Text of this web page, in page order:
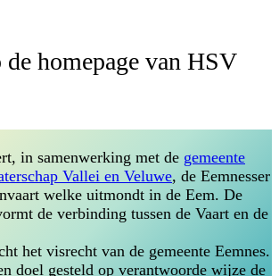
homepage van HSV
in samenwerking met de gemeente
Vallei en Veluwe, de Eemnesser
welke uitmondt in de Eem. De
de verbinding tussen de Vaart en de
het visrecht van de gemeente Eemnes.
doel gesteld op verantwoorde wijze de